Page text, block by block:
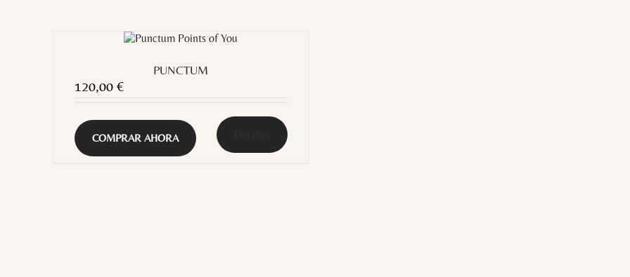
PUNCTUM
120,00 €
COMPRAR AHORA